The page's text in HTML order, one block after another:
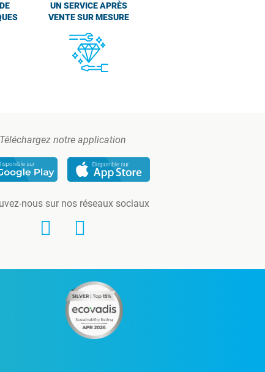
UN SERVICE APRÈS
VENTE SUR MESURE
Téléchargez notre application
nous sur nos réseaux sociaux